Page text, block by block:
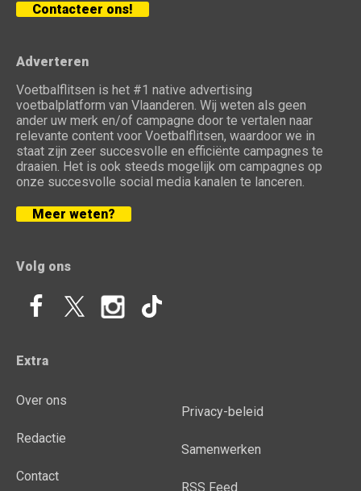
Contacteer ons!
Adverteren
Voetbalflitsen is het #1 native advertising
voetbalplatform van Vlaanderen. Wij weten als geen
ander uw merk en/of campagne door te vertalen naar
relevante content voor Voetbalflitsen, waardoor we in
staat zijn zeer succesvolle en efficiënte campagnes te
draaien. Het is ook steeds mogelijk om campagnes op
onze succesvolle social media kanalen te lanceren.
Meer weten?
Volg ons
Extra
Over ons
Redactie
Contact
Privacy-beleid
Samenwerken
RSS Feed